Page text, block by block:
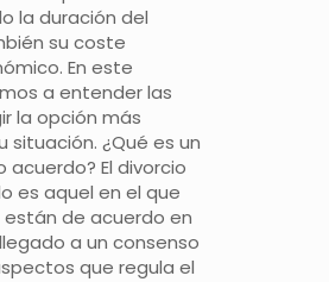
la duración del
su coste
En este
a entender las
la opción más
¿Qué es un
El divorcio
es aquel en el que
de acuerdo en
a un consenso
que regula el